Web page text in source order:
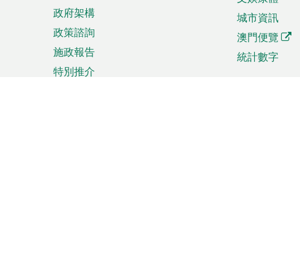
政府架構
政策諮詢
施政報告
特別推介
城市資訊
澳門便覽
統計數字